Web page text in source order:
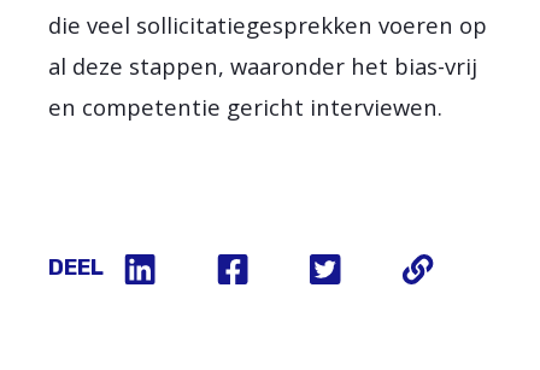
die veel sollicitatiegesprekken voeren op
al deze stappen, waaronder het bias-vrij
en competentie gericht interviewen.
DEEL